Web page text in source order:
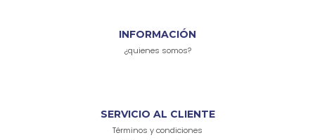
INFORMACIÓN
¿quienes somos?
SERVICIO AL CLIENTE
Términos y condiciones